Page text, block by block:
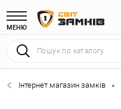
МЕНЮ
Інтернет магазин замків •